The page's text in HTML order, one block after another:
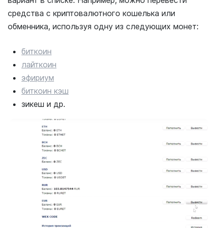
средства с криптовалютного кошелька или
обменника, используя одну из следующих монет:
биткоин
лайткоин
эфириум
биткоин кэш
зикеш и др.